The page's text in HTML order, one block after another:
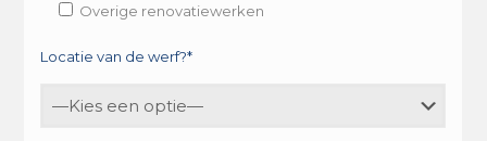
Overige renovatiewerken
Locatie van de werf?*